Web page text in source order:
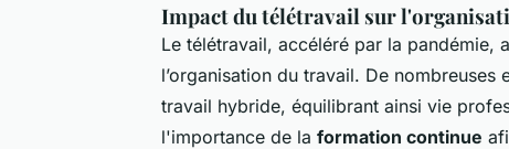
Impact du télétravail sur
Le télétravail, accéléré par la pandémie,
l’organisation du travail. De
travail hybride, équilibrant ainsi vie
l'importance de la formation continue